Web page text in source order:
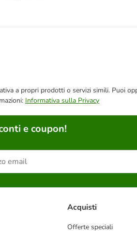
a propri prodotti o servizi simili. Puoi
Informativa sulla Privacy
e coupon!
Acquisti
Offerte speciali